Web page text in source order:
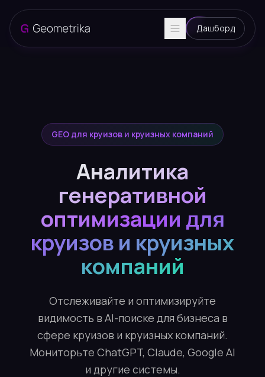
Дашборд
GEO для круизов и круизных компаний
Аналитика
генеративной
оптимизации для
круизов и круизных
компаний
Отслеживайте и оптимизируйте
видимость в AI-поиске для бизнеса в
сфере круизов и круизных компаний.
Мониторьте ChatGPT, Claude, Google AI
и другие системы.